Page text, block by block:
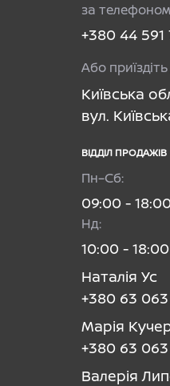
за
+380 44 591
Або
Київська
вул.
ВІДДІЛ ПРОДАЖІВ
Пн–Сб:
09:00 - 18:00
Нд:
10:00 - 18:00
Наталія Ус
+380 63 063
Марія
+380 63
Валерія